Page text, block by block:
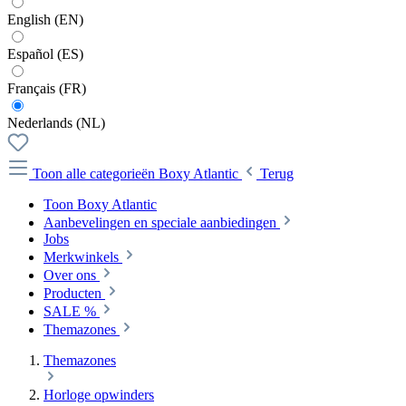
English (EN)
Español (ES)
Français (FR)
Nederlands (NL)
Toon alle categorieën Boxy Atlantic
Terug
Toon Boxy Atlantic
Aanbevelingen en speciale aanbiedingen
Jobs
Merkwinkels
Over ons
Producten
SALE %
Themazones
Themazones
Horloge opwinders